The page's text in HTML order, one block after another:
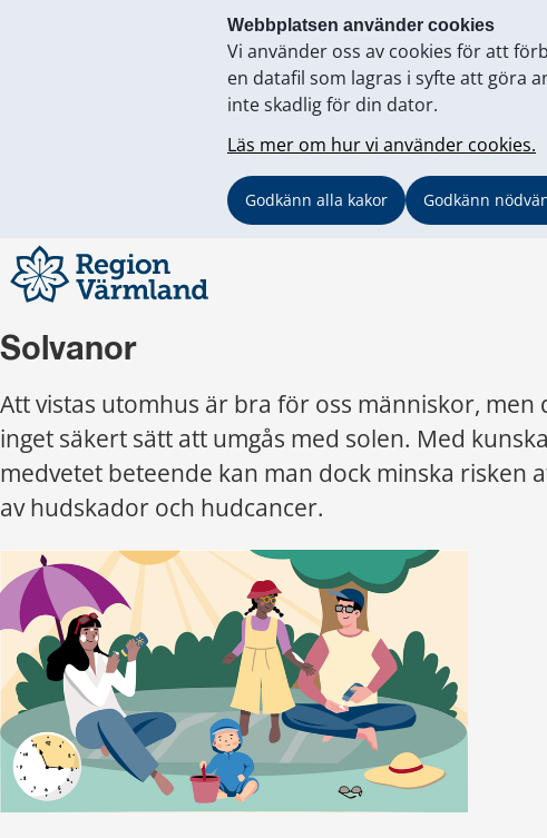
Webbplatsen använder cookies
Vi använder oss av cookies för att
en datafil som lagras i syfte att göra
inte skadlig för din dator.
Läs mer om hur vi använder cookies.
Godkänn alla kakor Godkänn
Solvanor
Att vistas utomhus är bra för oss människor, men
inget säkert sätt att umgås med solen. Med
medvetet beteende kan man dock minska risken
av hudskador och hudcancer.